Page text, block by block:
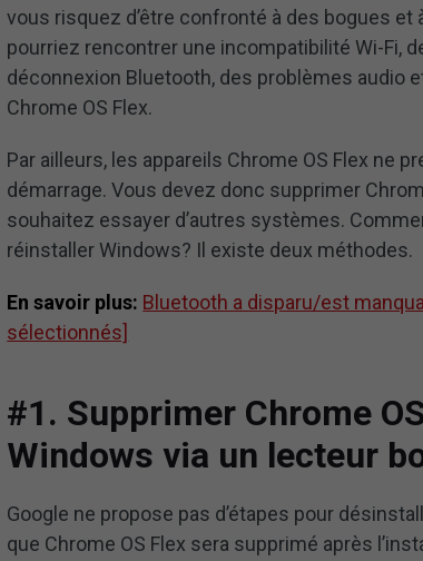
vous risquez d’être confronté à des bogues et
pourriez rencontrer une incompatibilité Wi-Fi,
déconnexion Bluetooth, des problèmes audio
Chrome OS Flex.
Par ailleurs, les appareils Chrome OS Flex ne
démarrage. Vous devez donc supprimer
souhaitez essayer d’autres systèmes.
réinstaller Windows? Il existe deux méthodes.
En savoir plus: Bluetooth a disparu/est
sélectionnés]
#1. Supprimer Chrome
Windows via un lecteur
Google ne propose pas d’étapes pour
que Chrome OS Flex sera supprimé après